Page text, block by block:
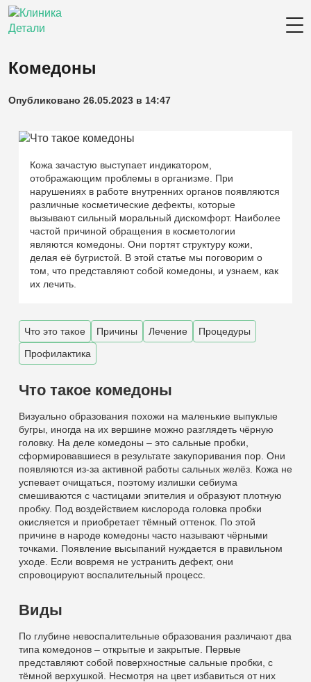
Комедоны
Опубликовано 26.05.2023 в 14:47
Кожа зачастую выступает индикатором,
отображающим проблемы в организме. При
нарушениях в работе внутренних органов появляются
различные косметические дефекты, которые
вызывают сильный моральный дискомфорт. Наиболее
частой причиной обращения в косметологии
являются комедоны. Они портят структуру кожи,
делая её бугристой. В этой статье мы поговорим о
том, что представляют собой комедоны, и узнаем, как
их лечить.
Что это такое Причины Лечение
Процедуры
Профилактика
Что такое комедоны
Визуально образования похожи на маленькие выпуклые
бугры, иногда на их вершине можно разглядеть чёрную
головку. На деле комедоны – это сальные пробки,
сформировавшиеся в результате закупоривания пор. Они
появляются из-за активной работы сальных желёз. Кожа не
успевает очищаться, поэтому излишки себиума
смешиваются с частицами эпителия и образуют плотную
пробку. Под воздействием кислорода головка пробки
окисляется и приобретает тёмный оттенок. По этой
причине в народе комедоны часто называют чёрными
точками. Появление высыпаний нуждается в правильном
уходе. Если вовремя не устранить дефект, они
спровоцируют воспалительный процесс.
Виды
По глубине невоспалительные образования различают два
типа комедонов – открытые и закрытые. Первые
представляют собой поверхностные сальные пробки, с
тёмной верхушкой. Несмотря на цвет избавиться от них